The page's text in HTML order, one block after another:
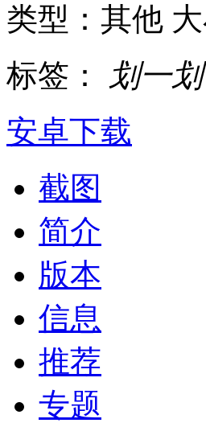
类型：其他
标签：
划一划
安卓下载
截图
简介
版本
信息
推荐
专题